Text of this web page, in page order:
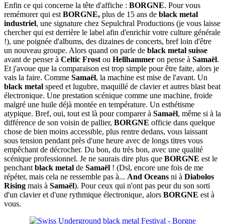
Enfin ce qui concerne la tête d'affiche : BORGNE. Pour vous
remémorer qui est BORGNE, plus de 15 ans de black metal
industriel, une signature chez Sepulchral Productions (je vous laisse
chercher qui est derrière le label afin d'enrichir votre culture générale
!), une poignée d'albums, des dizaines de concerts, bref loin d'être
un nouveau groupe. Alors quand on parle de black metal suisse
avant de penser à Celtic Frost ou Hellhammer on pense à Samaël.
Et j'avoue que la comparaison est trop simple pour être faite, alors je
vais la faire. Comme Samaël, la machine est mise de l'avant. Un
black metal speed et lugubre, maquillé de clavier et autres blast beat
électronique. Une prestation scénique comme une machine, froide
malgré une huile déjà montée en température. Un esthétisme
atypique. Bref, oui, tout est là pour comparer à Samaël, même si à la
différence de son voisin de pallier, BORGNE officie dans quelque
chose de bien moins accessible, plus rentre dedans, vous laissant
sous tension pendant près d'une heure avec de longs titres vous
empêchant de décrocher. Du bon, du très bon, avec une qualité
scénique professionnel. Je ne saurais dire plus que BORGNE est le
penchant black metal de Samaël ! (Dsl, encore une fois de me
répéter, mais cela ne ressemble pas à... And Oceans ni à Diabolos
Rising mais à Samaël). Pour ceux qui n'ont pas peur du son sorti
d'un clavier et d'une rythmique électronique, alors BORGNE est à
vous.